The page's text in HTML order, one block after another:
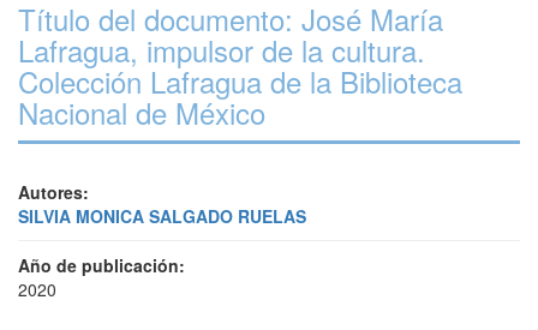
Título del documento: José María
Lafragua, impulsor de la cultura.
Colección Lafragua de la Biblioteca
Nacional de México
Autores:
SILVIA MONICA SALGADO RUELAS
Año de publicación:
2020